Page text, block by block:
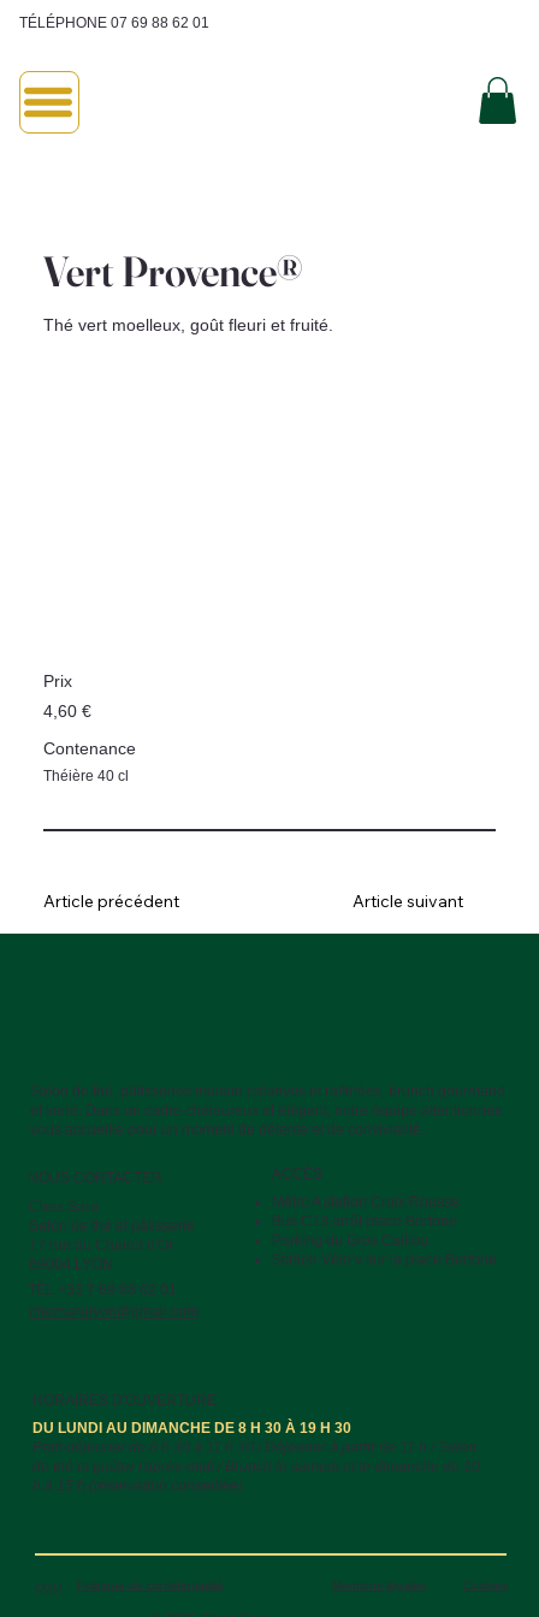
TÉLÉPHONE 07 69 88 62 01
Vert Provence®
Thé vert moelleux, goût fleuri et fruité.
Prix
4,60 €
Contenance
Théière 40 cl
Article précédent Article suivant
CGU Politique de confidentialité Mentions légales Cookies
Salon de thé, pâtisseries maison créatives et raffinées, brunch gourmand
et varié. Dans un cadre chaleureux et élégant, notre équipe attentionnée
vous accueille pour un moment de détente et de convivialité.
NOUS CONTACTER
Chez Sara
Salon de thé et pâtisserie
17 rue du Chariot d'Or
69004 LYON
TÉL +33 7 69 88 62 01
chezsaralyon@gmail.com
HORAIRES D'OUVERTURE
DU LUNDI AU DIMANCHE DE 8 H 30 À 19 H 30
Petit-déjeuner de 8 h 30 à 11 h 30 / Déjeuner à partir de 11 h / Salon
de thé et goûter l'après-midi / Brunch le samedi et le dimanche de 10
h à 15 h (réservation conseillée).
ACCÈS
Métro A station Croix Rousse
Bus C13 arrêt place Bertone
Parking du Gros Caillou
Station Vélo’v sur la place Bertone